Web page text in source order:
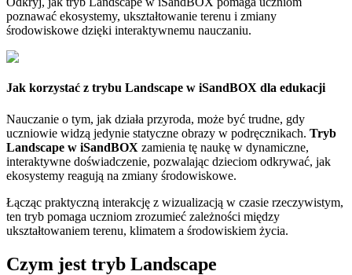
poznawać ekosystemy, ukształtowanie terenu i zmiany
środowiskowe dzięki interaktywnemu nauczaniu.
Jak korzystać z trybu Landscape w iSandBOX dla edukacji
Nauczanie o tym, jak działa przyroda, może być trudne, gdy
uczniowie widzą jedynie statyczne obrazy w podręcznikach. Tryb
Landscape w iSandBOX zamienia tę naukę w dynamiczne,
interaktywne doświadczenie, pozwalając dzieciom odkrywać, jak
ekosystemy reagują na zmiany środowiskowe.
Łącząc praktyczną interakcję z wizualizacją w czasie rzeczywistym,
ten tryb pomaga uczniom zrozumieć zależności między
ukształtowaniem terenu, klimatem a środowiskiem życia.
Czym jest tryb Landscape